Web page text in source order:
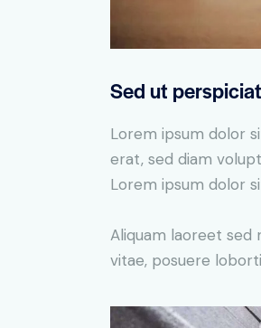
Sed ut
Lorem ipsum dolor
erat, sed diam
Lorem ipsum dolor
Aliquam laoreet sed
vitae, posuere